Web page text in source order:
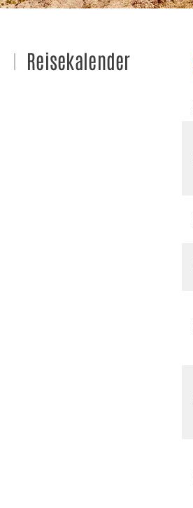
Reisekalender